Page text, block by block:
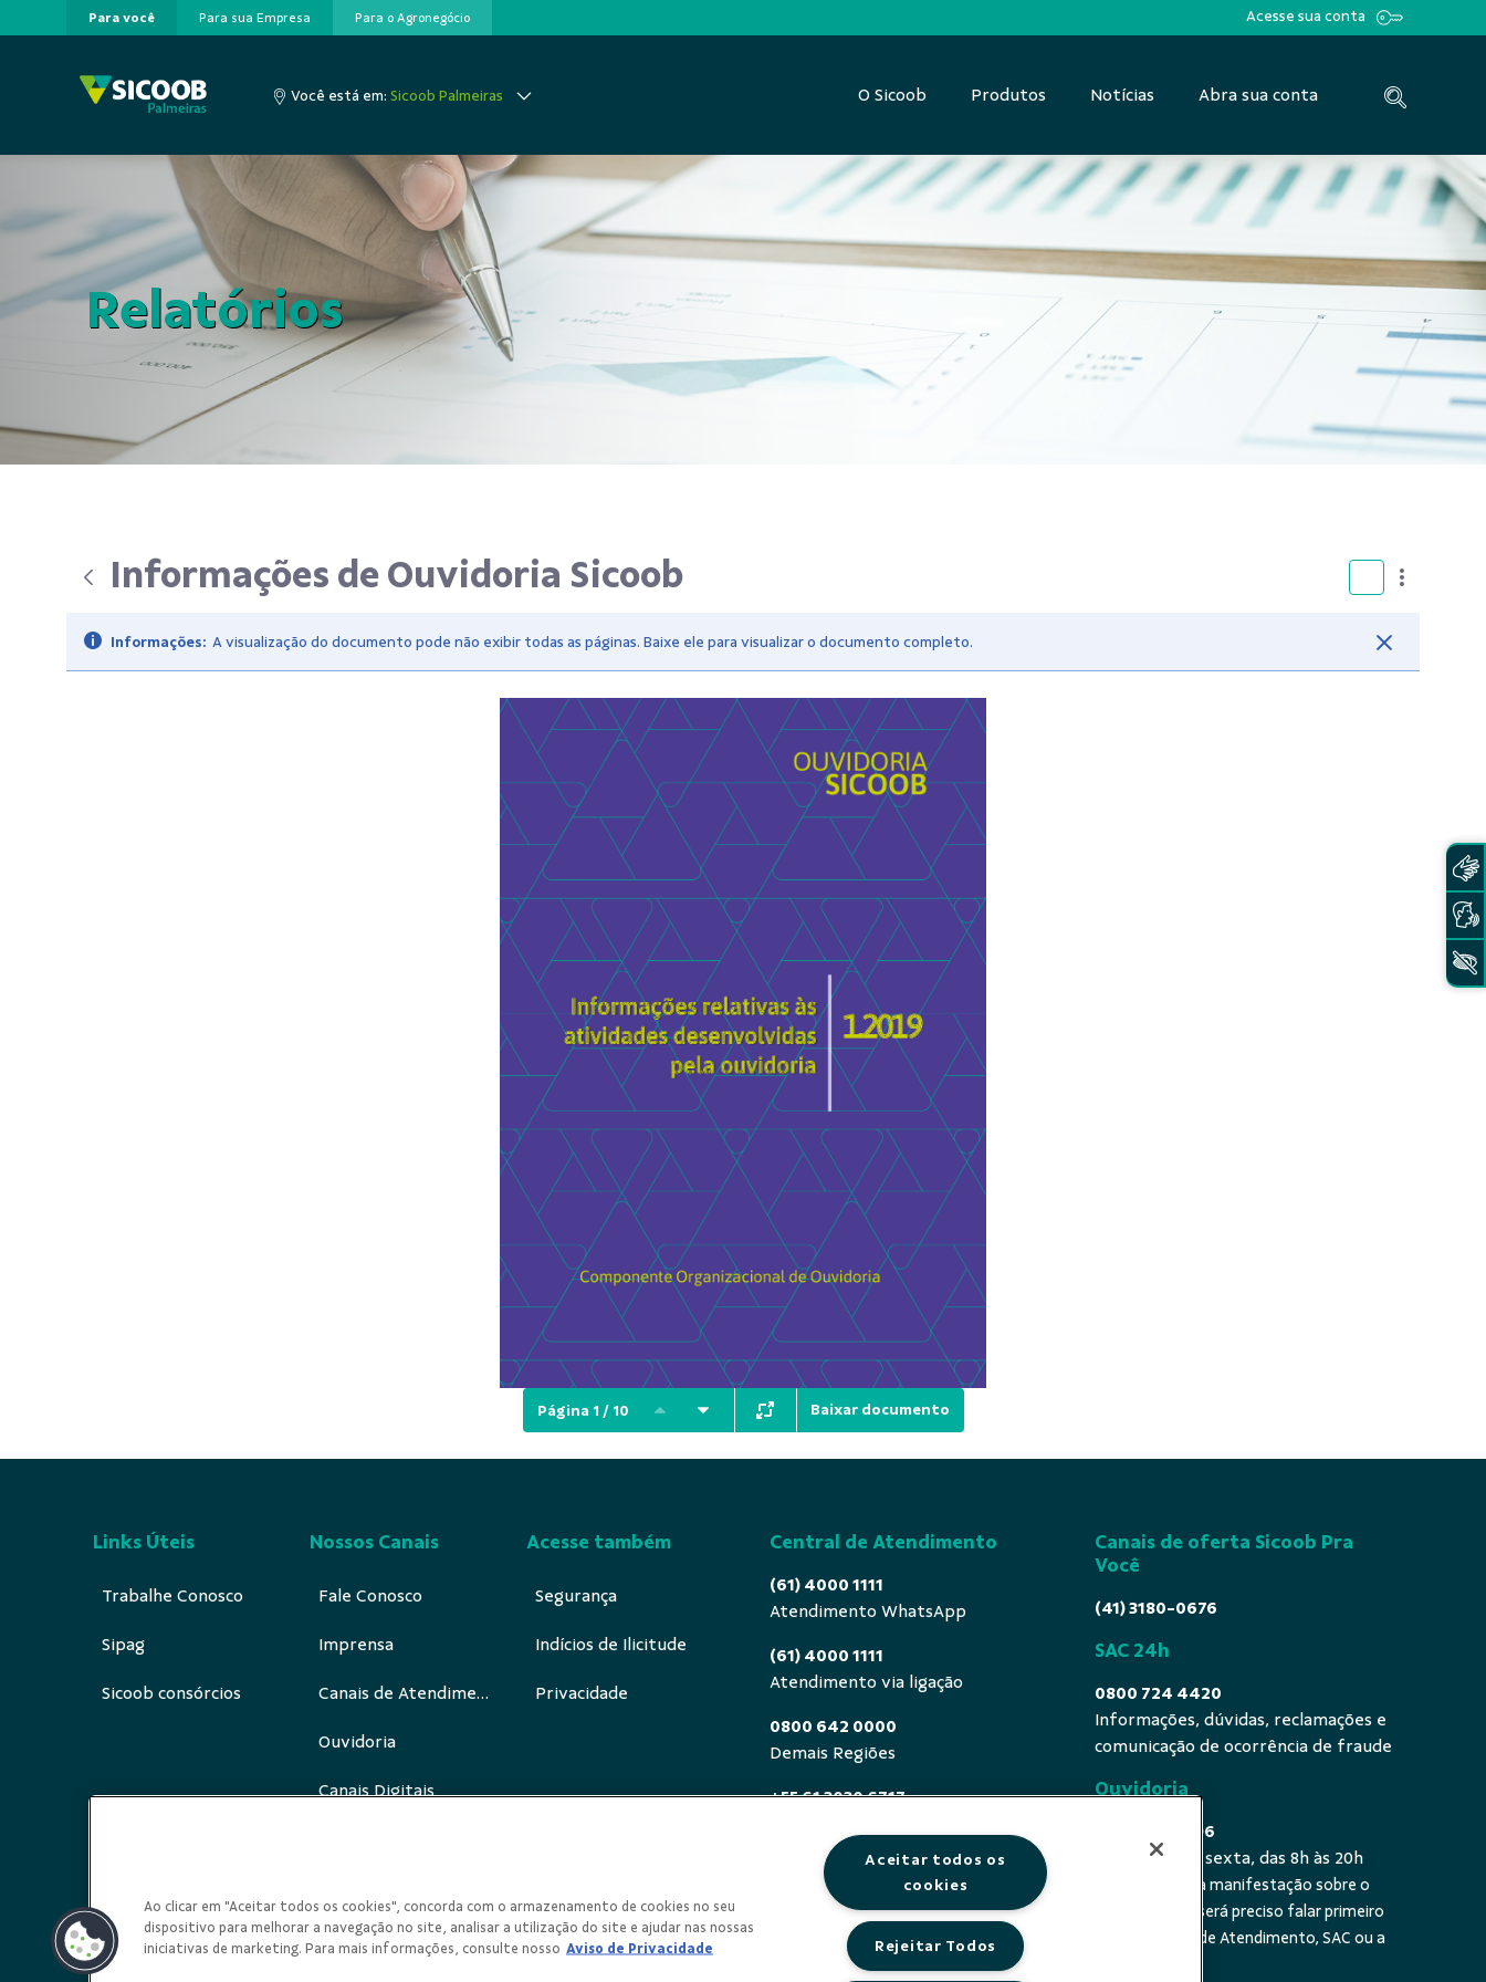
Pular para o Conteúdo principal
Para você Para sua Empresa Para o Agronegócio Acesse sua conta
Você está em:Sicoob Palmeiras O Sicoob Produtos Notícias Abra sua conta
Relatórios
Informações de Ouvidoria Sicoob
Informações: A visualização do documento pode não exibir todas as páginas. Baixe ele para visualizar o documento completo.
Página 1 / 10 Baixar documento
Links Úteis
Trabalhe Conosco
Sipag
Sicoob consórcios
Nossos Canais
Fale Conosco
Imprensa
Canais de Atendimento
Ouvidoria
Canais Digitais
Acesse também
Segurança
Indícios de Ilicitude
Privacidade
Redes Sociais
Central de Atendimento
(61) 4000 1111
Atendimento WhatsApp
(61) 4000 1111
Atendimento via ligação
0800 642 0000
Demais Regiões
+55 61 3030 6717
0800 940 0458
Deficientes auditivos ou de fala - De
segunda a sexta, das 8h às 20h
Canais de oferta Sicoob Pra
Você
(41) 3180-0676
SAC 24h
0800 724 4420
Informações, dúvidas, reclamações e
comunicação de ocorrência de fraude
Ouvidoria
0800 725 0996
De segunda a sexta, das 8h às 20h
É a sua primeira manifestação sobre o
tema? Se sim, será preciso falar primeiro
com a Central de Atendimento, SAC ou a
Ao clicar em "Aceitar todos os cookies", concorda com o armazenamento de cookies no seu
dispositivo para melhorar a navegação no site, analisar a utilização do site e ajudar nas nossas
iniciativas de marketing. Para mais informações, consulte nosso Aviso de Privacidade
Aceitar todos os
cookies
Rejeitar Todos